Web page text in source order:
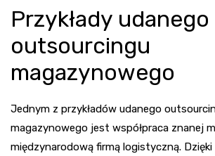
Przykłady udanego
outsourcingu
magazynowego
Jednym z przykładów udanego
magazynowego jest współpraca znanej
międzynarodową firmą logistyczną.